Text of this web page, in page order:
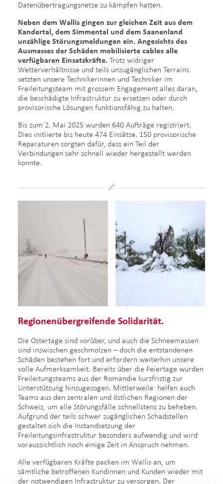
Datenübertragungsnetze zu kämpfen hatten.
Neben dem Wallis gingen zur gleichen Zeit aus dem
Kandertal, dem Simmental und dem Saanenland
unzählige Störungsmeldungen ein. Angesichts des
Ausmasses der Schäden mobilisierte cablex alle
verfügbaren Einsatzkräfte. Trotz widriger
Wetterverhältnisse und teils unzugänglichen Terrains
setzten unsere Technikerinnen und Techniker im
Freileitungsteam mit grossem Engagement alles daran,
die beschädigte Infrastruktur zu ersetzen oder durch
provisorische Lösungen funktionsfähig zu halten.
Bis zum 2. Mai 2025 wurden 640 Aufträge registriert.
Dies initiierte bis heute 474 Einsätze. 150 provisorische
Reparaturen sorgten dafür, dass ein Teil der
Verbindungen sehr schnell wieder hergestellt werden
konnte.
Regionenübergreifende Solidarität.
Die Ostertage sind vorüber, und auch die Schneemassen
sind inzwischen geschmolzen – doch die entstandenen
Schäden bestehen fort und erfordern weiterhin unsere
volle Aufmerksamkeit. Bereits über die Feiertage wurden
Freileitungsteams aus der Romandie kurzfristig zur
Unterstützung hinzugezogen. Mittlerweile helfen auch
Teams aus den zentralen und östlichen Regionen der
Schweiz, um alle Störungsfälle schnellstens zu beheben.
Aufgrund der teils schwer zugänglichen Schadstellen
gestaltet sich die Instandsetzung der
Freileitungsinfrastruktur besonders aufwendig und wird
voraussichtlich noch einige Zeit in Anspruch nehmen.
Alle verfügbaren Kräfte packen im Wallis an, um
sämtliche betroffenen Kundinnen und Kunden wieder mit
der notwendigen Infrastruktur zu versorgen. Der